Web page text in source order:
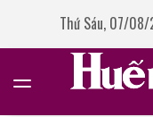
Thứ Sáu, 07/